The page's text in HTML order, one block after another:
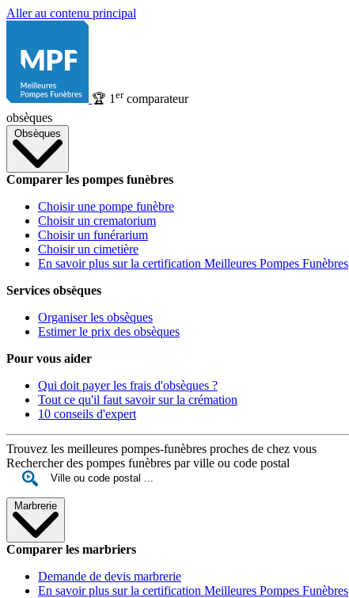
Aller au contenu principal
🏆 1 ercomparateur
obsèques
Obsèques
Comparer les pompes funèbres
Choisir une pompe funèbre
Choisir un crematorium
Choisir un funérarium
Choisir un cimetière
En savoir plus sur la certification Meilleures Pompes Funèbres
Services obsèques
Organiser les obsèques
Estimer le prix des obsèques
Pour vous aider
Qui doit payer les frais d'obsèques ?
Tout ce qu'il faut savoir sur la crémation
10 conseils d'expert
Trouvez les meilleures pompes-funèbres proches de chez vous
Rechercher des pompes funèbres par ville ou code postal
Marbrerie
Comparer les marbriers
Demande de devis marbrerie
En savoir plus sur la certification Meilleures Pompes Funèbres